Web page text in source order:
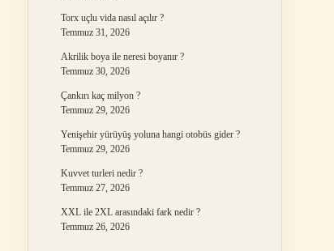
Torx uçlu vida nasıl açılır ?
Temmuz 31, 2026
Akrilik boya ile neresi boyanır ?
Temmuz 30, 2026
Çankırı kaç milyon ?
Temmuz 29, 2026
Yenişehir yürüyüş yoluna hangi otobüs gider ?
Temmuz 29, 2026
Kuvvet turleri nedir ?
Temmuz 27, 2026
XXL ile 2XL arasındaki fark nedir ?
Temmuz 26, 2026